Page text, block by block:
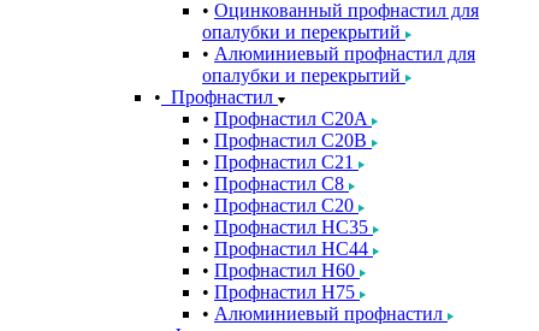
Оцинкованный профнастил для
опалубки и перекрытий
Алюминиевый профнастил для
опалубки и перекрытий
Профнастил
Профнастил С20A
Профнастил С20B
Профнастил С21
Профнастил С8
Профнастил С20
Профнастил НС35
Профнастил НС44
Профнастил Н60
Профнастил Н75
Алюминиевый профнастил